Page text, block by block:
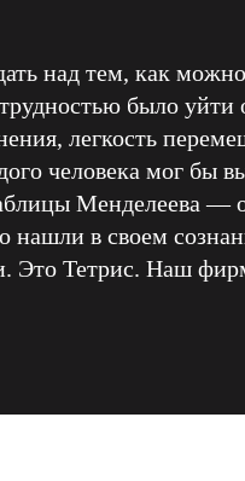
над тем, как
было уйти
легкость
человека мог бы
Менделеева —
в своем
Это Тетрис. Наш